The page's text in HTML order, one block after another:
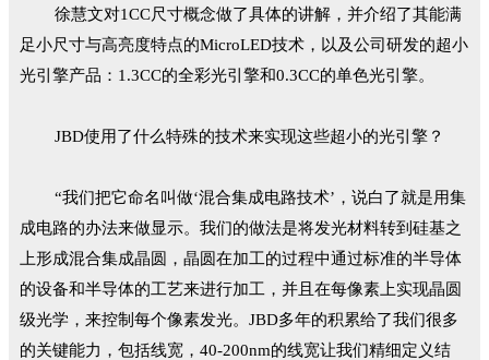
徐慧文对1CC尺寸概念做了具体的讲解，并介绍了其能满
足小尺寸与高亮度特点的MicroLED技术，以及公司研发的超小
光引擎产品：1.3CC的全彩光引擎和0.3CC的单色光引擎。
JBD使用了什么特殊的技术来实现这些超小的光引擎？
“我们把它命名叫做‘混合集成电路技术’，说白了就是用集
成电路的办法来做显示。我们的做法是将发光材料转到硅基之
上形成混合集成晶圆，晶圆在加工的过程中通过标准的半导体
的设备和半导体的工艺来进行加工，并且在每像素上实现晶圆
级光学，来控制每个像素发光。JBD多年的积累给了我们很多
的关键能力，包括线宽，40-200nm的线宽让我们精细定义结